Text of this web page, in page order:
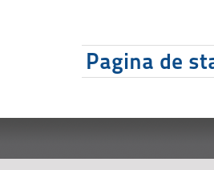
Pagina de